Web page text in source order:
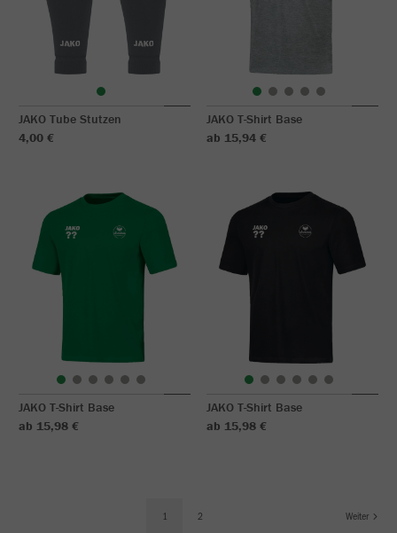
JAKO Tube Stutzen
4,00 €
JAKO T-Shirt Base
ab 15,94 €
JAKO T-Shirt Base
ab 15,98 €
JAKO T-Shirt Base
ab 15,98 €
1 2 Weiter